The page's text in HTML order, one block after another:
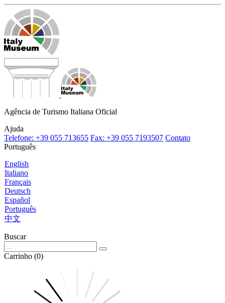
Agência de Turismo Italiana Oficial
Ajuda
Telefone: +39 055 713655 Fax: +39 055 7193507 Contato
Português
English
Italiano
Français
Deutsch
Español
Português
中文
Buscar
Carrinho (0)